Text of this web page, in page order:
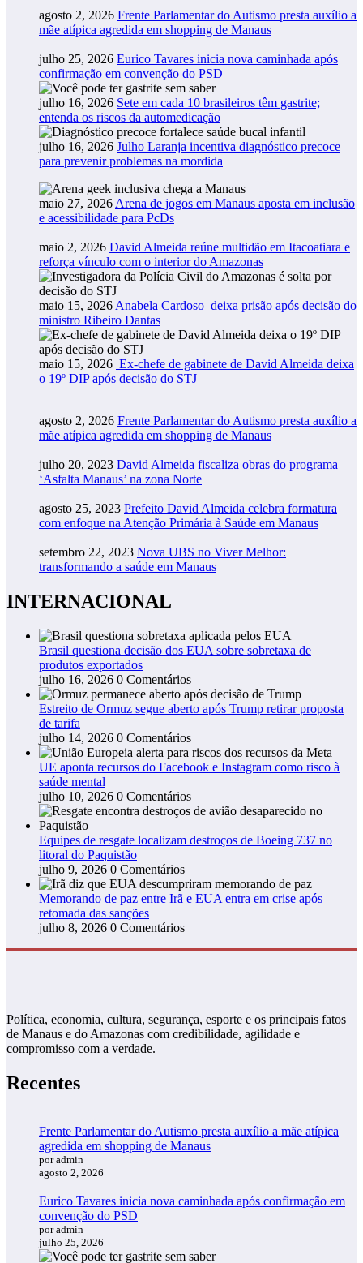
agosto 2, 2026 Frente Parlamentar do Autismo presta auxílio a
mãe atípica agredida em shopping de Manaus
julho 25, 2026 Eurico Tavares inicia nova caminhada após
confirmação em convenção do PSD
julho 16, 2026 Sete em cada 10 brasileiros têm gastrite;
entenda os riscos da automedicação
julho 16, 2026 Julho Laranja incentiva diagnóstico precoce
para prevenir problemas na mordida
maio 27, 2026 Arena de jogos em Manaus aposta em inclusão
e acessibilidade para PcDs
maio 2, 2026 David Almeida reúne multidão em Itacoatiara e
reforça vínculo com o interior do Amazonas
maio 15, 2026 Anabela Cardoso deixa prisão após decisão do
ministro Ribeiro Dantas
maio 15, 2026 Ex-chefe de gabinete de David Almeida deixa
o 19º DIP após decisão do STJ
agosto 2, 2026 Frente Parlamentar do Autismo presta auxílio a
mãe atípica agredida em shopping de Manaus
julho 20, 2023 David Almeida fiscaliza obras do programa
‘Asfalta Manaus’ na zona Norte
agosto 25, 2023 Prefeito David Almeida celebra formatura
com enfoque na Atenção Primária à Saúde em Manaus
setembro 22, 2023 Nova UBS no Viver Melhor:
transformando a saúde em Manaus
INTERNACIONAL
Brasil questiona decisão dos EUA sobre sobretaxa de
produtos exportados
julho 16, 2026 0 Comentários
Estreito de Ormuz segue aberto após Trump retirar proposta
de tarifa
julho 14, 2026 0 Comentários
UE aponta recursos do Facebook e Instagram como risco à
saúde mental
julho 10, 2026 0 Comentários
Equipes de resgate localizam destroços de Boeing 737 no
litoral do Paquistão
julho 9, 2026 0 Comentários
Memorando de paz entre Irã e EUA entra em crise após
retomada das sanções
julho 8, 2026 0 Comentários
Política, economia, cultura, segurança, esporte e os principais fatos
de Manaus e do Amazonas com credibilidade, agilidade e
compromisso com a verdade.
Recentes
Frente Parlamentar do Autismo presta auxílio a mãe atípica
agredida em shopping de Manaus
por admin
agosto 2, 2026
Eurico Tavares inicia nova caminhada após confirmação em
convenção do PSD
por admin
julho 25, 2026